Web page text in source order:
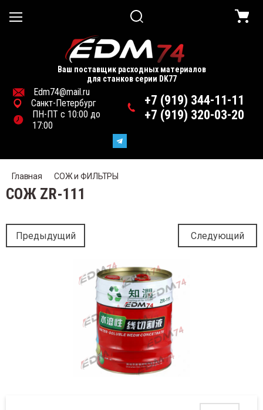
и ИНСТРУМЕНТ
Ваш поставщик расходных материалов
для станков серии DK77
Edm74@mail.ru
Санкт-Петербург
ПН-ПТ с 10:00 до
17:00
+7 (919) 344-11-11
+7 (919) 320-03-20
Главная СОЖ и ФИЛЬТРЫ
СОЖ ZR-111
Предыдущий Следующий